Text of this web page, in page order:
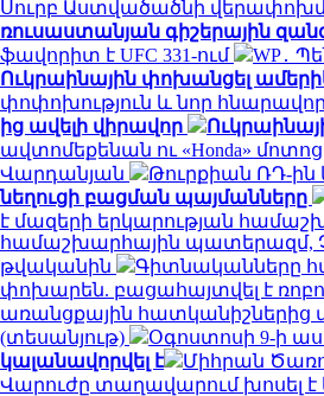
Սուրբ Աստվածածնի
ռուսաստանյան գիշերային
ֆավորիտ է UFC 331-ում
WP․
Ուկրաինային փոխանցել
փոփոխություն և նոր
ից ավելի վիրավոր
ավտոմեքենան ու «Honda»
Վարդանյան
Թուրքիան ՌԴ-ին
նեղուցի բացման պայմանները
է մազերի երկարության
համաշխարհային պատերազմ,
թվականին
Գիտնականները
փոխարեն. բացահայտվել է
առանցքային հատկանիշներից
(տեսանյութ)
Օգոստոսի 9-ի
կալանավորվել է
Միհրան
Վարուժը տաղավարում խոսել